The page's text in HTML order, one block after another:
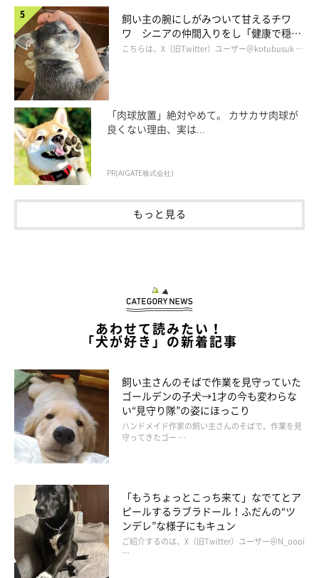
飼い主の腕にしがみついて甘えるチワ
ワ シニアの仲間入りをし「健康で穏や
かな暮らしが続いてほしい」と願う
こちらは、X（旧Twitter）ユーザー＠kotubusuk …
「肉球放置」絶対やめて。 カサカサ肉球が
良くない理由、実は...
PR(AIGATE株式会社)
もっと見る
あわせて読みたい！
「犬が好き」の新着記事
飼い主さんのそばで作業を見守っていた
ゴールデンの子犬→1才の今も変わらな
い“見守り隊”の姿にほっこり
ハンドメイド作家の飼い主さんのそばで、作業を見
守ってきたゴー …
「もうちょっとこっち来て」なでてとア
ピールするラブラドール！ふだんの“ツ
ンデレ”な様子にもキュン
ご紹介するのは、X（旧Twitter）ユーザー＠N_oooi
…